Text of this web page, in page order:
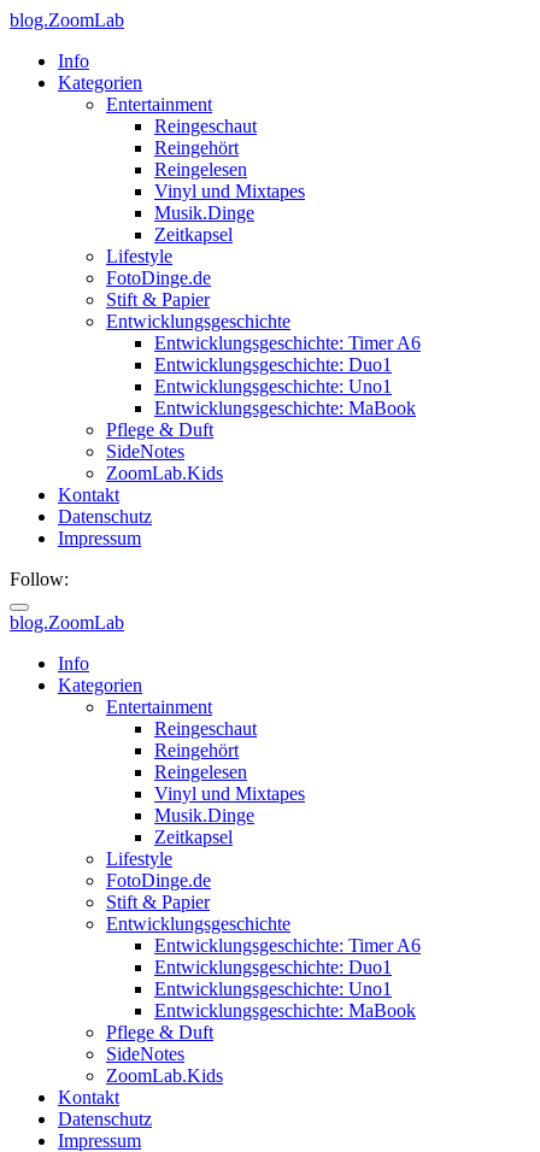
blog.ZoomLab
Info
Kategorien
Entertainment
Reingeschaut
Reingehört
Reingelesen
Vinyl und Mixtapes
Musik.Dinge
Zeitkapsel
Lifestyle
FotoDinge.de
Stift & Papier
Entwicklungsgeschichte
Entwicklungsgeschichte: Timer A6
Entwicklungsgeschichte: Duo1
Entwicklungsgeschichte: Uno1
Entwicklungsgeschichte: MaBook
Pflege & Duft
SideNotes
ZoomLab.Kids
Kontakt
Datenschutz
Impressum
Follow:
blog.ZoomLab
ZoomLab
Info
Kategorien
Entertainment
Reingeschaut
Reingehört
Reingelesen
Vinyl und Mixtapes
Musik.Dinge
Zeitkapsel
Lifestyle
FotoDinge.de
Stift & Papier
Entwicklungsgeschichte
Entwicklungsgeschichte: Timer A6
Entwicklungsgeschichte: Duo1
Entwicklungsgeschichte: Uno1
Entwicklungsgeschichte: MaBook
Pflege & Duft
SideNotes
ZoomLab.Kids
Kontakt
Datenschutz
Impressum